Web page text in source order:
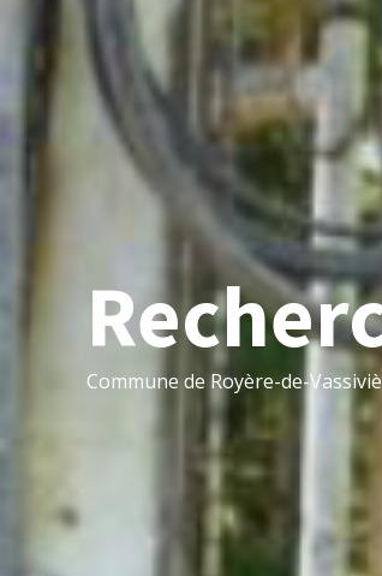
Commune de Royère-de-